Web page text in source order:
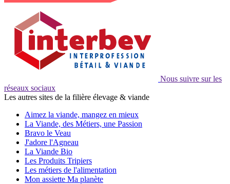
Nous suivre sur les
réseaux sociaux
Les autres sites de la filière élevage & viande
Aimez la viande, mangez en mieux
La Viande, des Métiers, une Passion
Bravo le Veau
J'adore l'Agneau
La Viande Bio
Les Produits Tripiers
Les métiers de l'alimentation
Mon assiette Ma planète